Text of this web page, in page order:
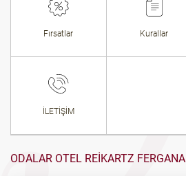
Fırsatlar Kurallar
İLETİŞİM
ODALAR OTEL REIKARTZ FERGANA